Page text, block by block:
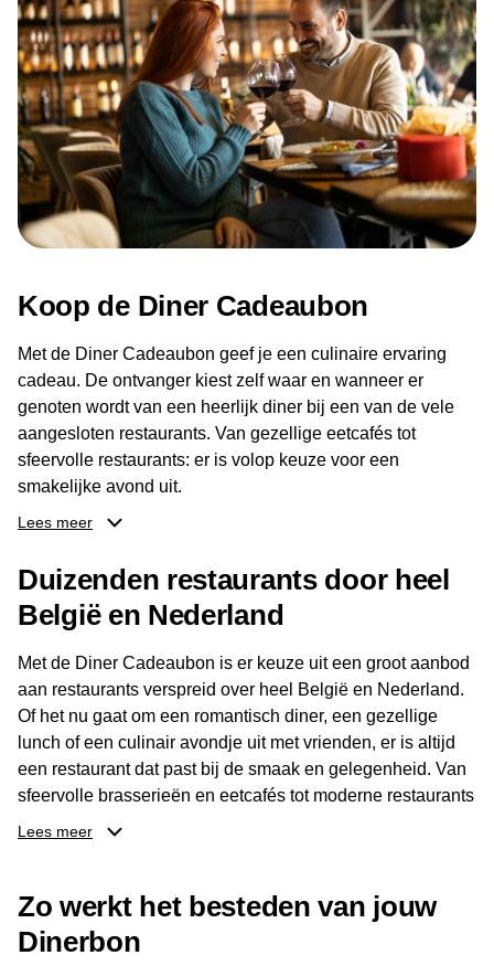
Koop de Diner Cadeaubon
Met de Diner Cadeaubon geef je een culinaire ervaring
cadeau. De ontvanger kiest zelf waar en wanneer er
genoten wordt van een heerlijk diner bij een van de vele
aangesloten restaurants. Van gezellige eetcafés tot
sfeervolle restaurants: er is volop keuze voor een
smakelijke avond uit.
ontvanger eenvoudig een locatie kiezen die past bij de
smaak en gelegenheid. Zo geeft de Diner Cadeaubon niet
alleen een diner, maar ook een gezellig moment om
Lees meer
Duizenden restaurants door heel
België en Nederland
Met de Diner Cadeaubon is er keuze uit een groot aanbod
aan restaurants verspreid over heel België en Nederland.
Of het nu gaat om een romantisch diner, een gezellige
lunch of een culinair avondje uit met vrienden, er is altijd
een restaurant dat past bij de smaak en gelegenheid. Van
sfeervolle brasserieën en eetcafés tot moderne restaurants
en gastronomische locaties: er is voor ieder wat wils.
buurt, bijvoorbeeld in Brussel, Antwerpen, Gent of Brugge.
De ontvanger kiest zelf waar en wanneer er wordt genoten
van deze culinaire ervaring. Zo is de Diner Cadeaubon
Lees meer
Zo werkt het besteden van jouw
Dinerbon